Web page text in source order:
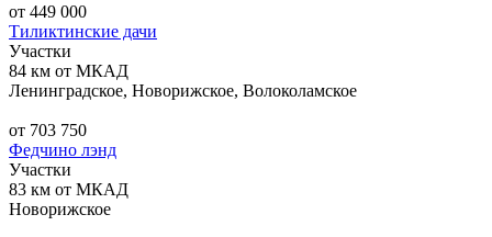
от 449 000
Тиликтинские дачи
Участки
84 км от МКАД
Ленинградское, Новорижское, Волоколамское
от 703 750
Федчино лэнд
Участки
83 км от МКАД
Новорижское